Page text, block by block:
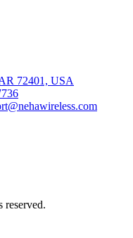
72401, USA
reserved.